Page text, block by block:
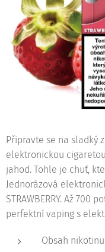
Připravte se na sladký
elektronickou
jahod. Tohle je chuť,
Jednorázová
STRAWBERRY. Až 700
perfektní vaping s
Obsah